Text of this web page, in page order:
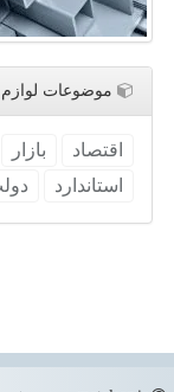
موضوعات
اقتصاد بازار
استاندارد